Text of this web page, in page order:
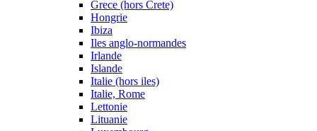
Grece (hors Crete)
Hongrie
Ibiza
Iles anglo-normandes
Irlande
Islande
Italie (hors iles)
Italie, Rome
Lettonie
Lituanie